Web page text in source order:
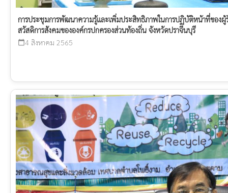
การประชุมการพัฒนาความรู้และเพิ่มประสิทธิภาพในการปฏิบัติหน้าที่ขอ
สวัสดิการสังคมขององค์กรปกครองส่วนท้องถิ่น จังหวัดปราจีนบุรี
calendar_today4 สิงหาคม 2565